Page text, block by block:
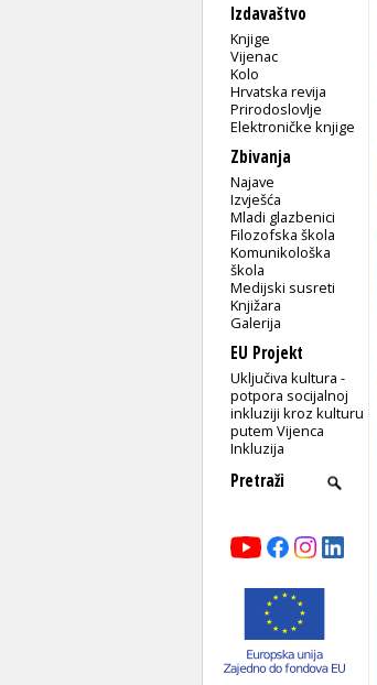
Izdavaštvo
Knjige
Vijenac
Kolo
Hrvatska revija
Prirodoslovlje
Elektroničke knjige
Zbivanja
Najave
Izvješća
Mladi glazbenici
Filozofska škola
Komunikološka
škola
Medijski susreti
Knjižara
Galerija
EU Projekt
Uključiva kultura -
potpora socijalnoj
inkluziji kroz kulturu
putem Vijenca
Inkluzija